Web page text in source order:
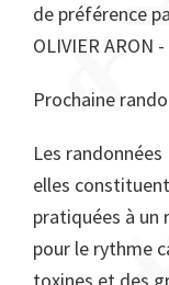
de préférence
OLIVIER ARON
Prochaine
Les
elles
pratiquées à un
pour le rythme